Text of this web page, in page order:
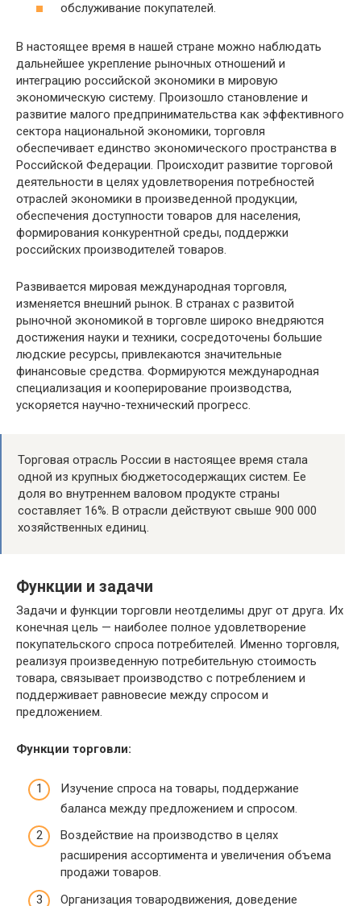
обслуживание покупателей.
В настоящее время в нашей стране можно наблюдать
дальнейшее укрепление рыночных отношений и
интеграцию российской экономики в мировую
экономическую систему. Произошло становление и
развитие малого предпринимательства как эффективного
сектора национальной экономики, торговля
обеспечивает единство экономического пространства в
Российской Федерации. Происходит развитие торговой
деятельности в целях удовлетворения потребностей
отраслей экономики в произведенной продукции,
обеспечения доступности товаров для населения,
формирования конкурентной среды, поддержки
российских производителей товаров.
Развивается мировая международная торговля,
изменяется внешний рынок. В странах с развитой
рыночной экономикой в торговле широко внедряются
достижения науки и техники, сосредоточены большие
людские ресурсы, привлекаются значительные
финансовые средства. Формируются международная
специализация и кооперирование производства,
ускоряется научно-технический прогресс.
Торговая отрасль России в настоящее время стала
одной из крупных бюджетосодержащих систем. Ее
доля во внутреннем валовом продукте страны
составляет 16%. В отрасли действуют свыше 900 000
хозяйственных единиц.
Функции и задачи
Задачи и функции торговли неотделимы друг от друга. Их
конечная цель — наиболее полное удовлетворение
покупательского спроса потребителей. Именно торговля,
реализуя произведенную потребительную стоимость
товара, связывает производство с потреблением и
поддерживает равновесие между спросом и
предложением.
Функции торговли:
Изучение спроса на товары, поддержание
баланса между предложением и спросом.
Воздействие на производство в целях
расширения ассортимента и увеличения объема
продажи товаров.
Организация товародвижения, доведение